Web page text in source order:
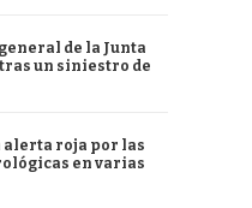
de la Junta
un siniestro de
alerta roja por las
en varias